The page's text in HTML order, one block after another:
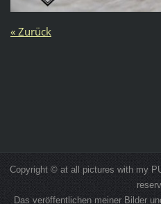
« Zurück
Copyright © at all pictures with my
Das veröffentlichen meiner Bilder